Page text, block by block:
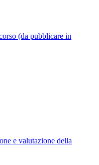
(da pubblicare in
e valutazione della